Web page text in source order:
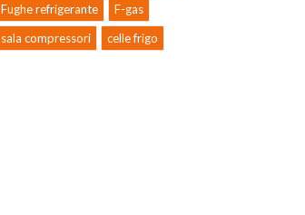
Fughe refrigerante
F-gas
sala compressori
celle frigo